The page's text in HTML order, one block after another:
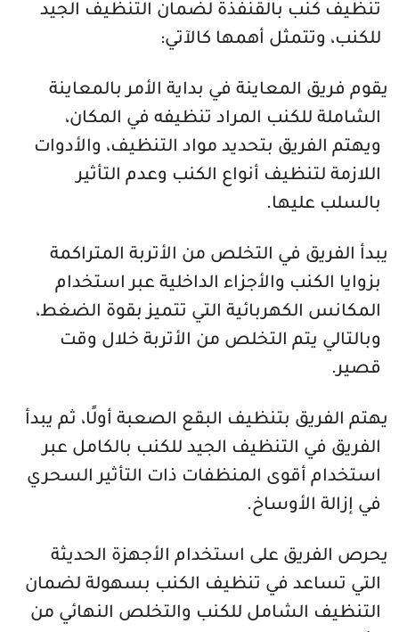
تنظيف كنب بالقنفذة لضمان التنظيف الجيد
للكنب، وتتمثل أهمها كالآتي:
يقوم فريق المعاينة في بداية الأمر بالمعاينة
الشاملة للكنب المراد تنظيفه في المكان،
ويهتم الفريق بتحديد مواد التنظيف، والأدوات
اللازمة لتنظيف أنواع الكنب وعدم التأثير
بالسلب عليها.
يبدأ الفريق في التخلص من الأتربة المتراكمة
بزوايا الكنب والأجزاء الداخلية عبر استخدام
المكانس الكهربائية التي تتميز بقوة الضغط،
وبالتالي يتم التخلص من الأتربة خلال وقت
قصير.
يهتم الفريق بتنظيف البقع الصعبة أولًا، ثم يبدأ
الفريق في التنظيف الجيد للكنب بالكامل عبر
استخدام أقوى المنظفات ذات التأثير السحري
في إزالة الأوساخ.
يحرص الفريق على استخدام الأجهزة الحديثة
التي تساعد في تنظيف الكنب بسهولة لضمان
التنظيف الشامل للكنب والتخلص النهائي من